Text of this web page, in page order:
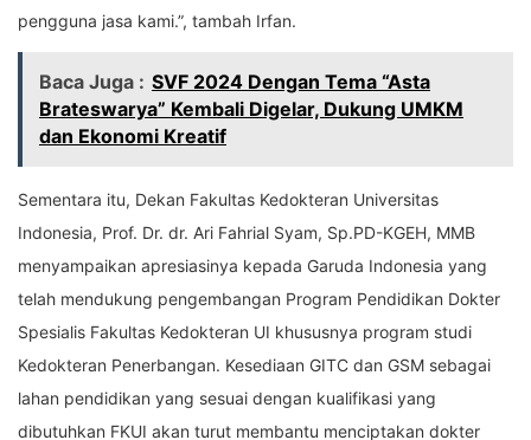
pengguna jasa kami.”, tambah Irfan.
Baca Juga : SVF 2024 Dengan Tema “Asta
Brateswarya” Kembali Digelar, Dukung UMKM
dan Ekonomi Kreatif
Sementara itu, Dekan Fakultas Kedokteran Universitas
Indonesia, Prof. Dr. dr. Ari Fahrial Syam, Sp.PD-KGEH, MMB
menyampaikan apresiasinya kepada Garuda Indonesia yang
telah mendukung pengembangan Program Pendidikan Dokter
Spesialis Fakultas Kedokteran UI khususnya program studi
Kedokteran Penerbangan. Kesediaan GITC dan GSM sebagai
lahan pendidikan yang sesuai dengan kualifikasi yang
dibutuhkan FKUI akan turut membantu menciptakan dokter